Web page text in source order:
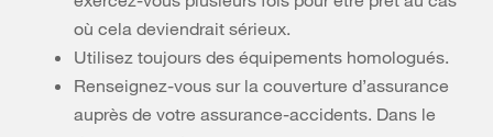
où cela deviendrait sérieux.
Utilisez toujours des équipements homologués.
Renseignez-vous sur la couverture d’assurance
auprès de votre assurance-accidents. Dans le